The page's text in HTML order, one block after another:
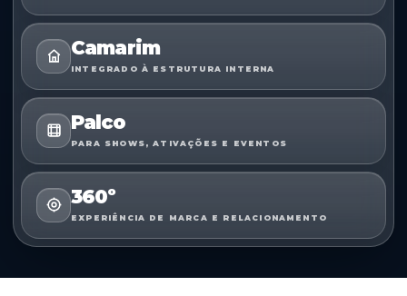
Camarim
INTEGRADO À ESTRUTURA INTERNA
Palco
PARA SHOWS, ATIVAÇÕES E EVENTOS
360º
EXPERIÊNCIA DE MARCA E RELACIONAMENTO